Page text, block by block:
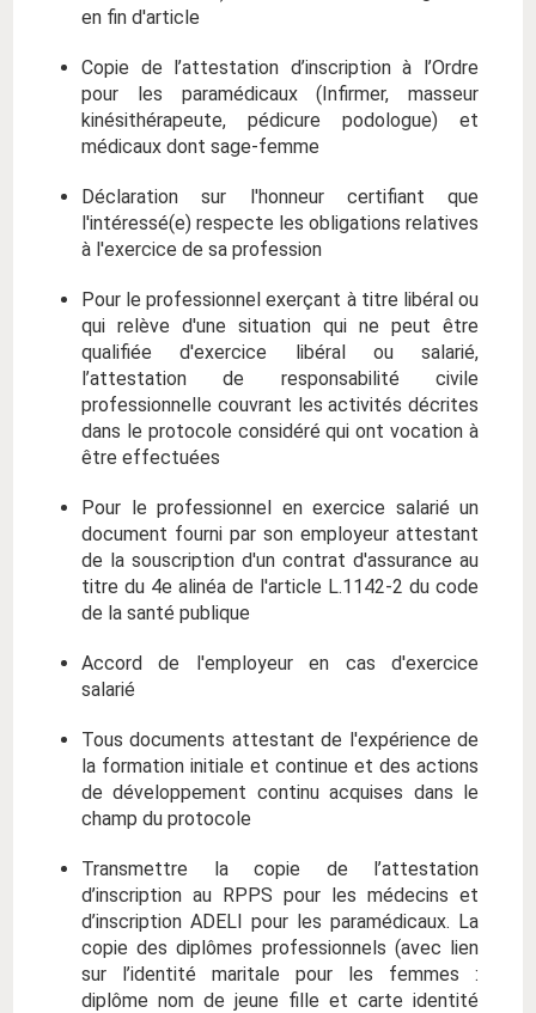
en fin d'article
Copie de l’attestation d’inscription à l’Ordre
pour les paramédicaux (Infirmer, masseur
kinésithérapeute, pédicure podologue) et
médicaux dont sage-femme
Déclaration sur l'honneur certifiant que
l'intéressé(e) respecte les obligations relatives
à l'exercice de sa profession
Pour le professionnel exerçant à titre libéral ou
qui relève d'une situation qui ne peut être
qualifiée d'exercice libéral ou salarié,
l’attestation de responsabilité civile
professionnelle couvrant les activités décrites
dans le protocole considéré qui ont vocation à
être effectuées
Pour le professionnel en exercice salarié un
document fourni par son employeur attestant
de la souscription d'un contrat d'assurance au
titre du 4e alinéa de l'article L.1142-2 du code
de la santé publique
Accord de l'employeur en cas d'exercice
salarié
Tous documents attestant de l'expérience de
la formation initiale et continue et des actions
de développement continu acquises dans le
champ du protocole
Transmettre la copie de l’attestation
d’inscription au RPPS pour les médecins et
d’inscription ADELI pour les paramédicaux. La
copie des diplômes professionnels (avec lien
sur l’identité maritale pour les femmes :
diplôme nom de jeune fille et carte identité